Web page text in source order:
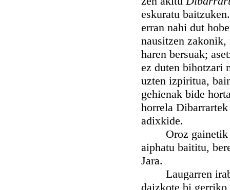
eskuratu
erran nahi dut
nausitzen
haren bersuak;
ez duten bihotzari
uzten izpiritua,
gehienak bide
horrela
adixkide.
Oroz gainetik
aiphatu baititu,
Jara.
Laugarren
daizkote bi gerriko